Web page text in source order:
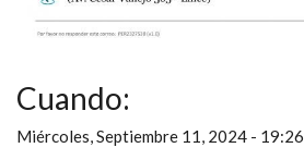
Cuando:
Miércoles, Septiembre 11, 2024 - 19:26